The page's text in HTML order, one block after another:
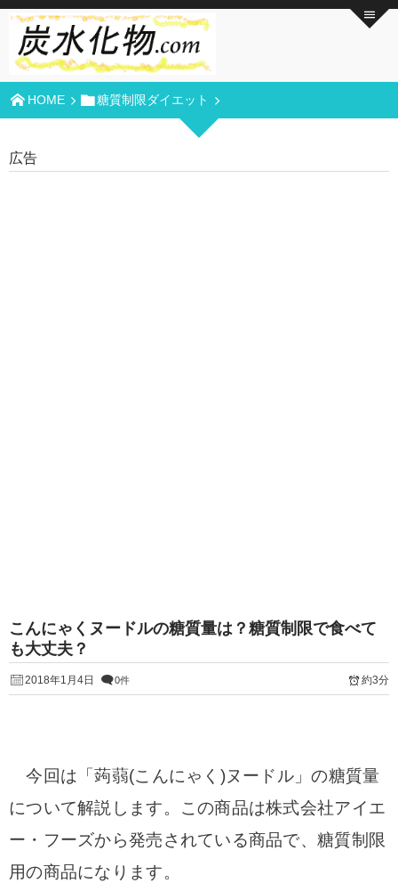
HOME 糖質制限ダイエット
広告
こんにゃくヌードルの糖質量は？糖質制限で食べて
も大丈夫？
2018年1月4日 0件 約3分
今回は「蒟蒻(こんにゃく)ヌードル」の糖質量
について解説します。この商品は株式会社アイエ
ー・フーズから発売されている商品で、糖質制限
用の商品になります。